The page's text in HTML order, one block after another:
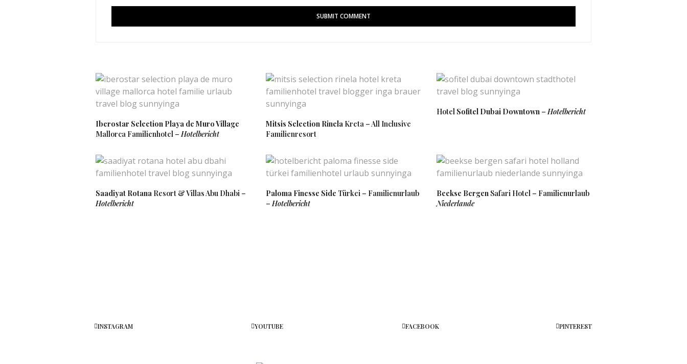
Iberostar Selection Playa de Muro Village
Mallorca Familienhotel –Hotelbericht
Mitsis Selection Rinela Kreta – All Inclusive
Familienresort
Hotel Sofitel Dubai Downtown–Hotelbericht
Saadiyat Rotana Resort & Villas Abu Dhabi –
Hotelbericht
Paloma Finesse Side Türkei – Familienurlaub
–Hotelbericht
Beekse BergenSafari Hotel – Familienurlaub
Niederlande
INSTAGRAM YOUTUBE FACEBOOK PINTEREST